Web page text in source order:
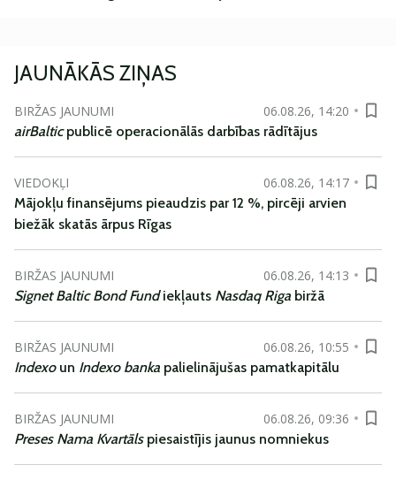
JAUNĀKĀS ZIŅAS
BIRŽAS JAUNUMI
06.08.26, 14:20
airBalticpublicē operacionālās darbības rādītājus
VIEDOKĻI
06.08.26, 14:17
Mājokļu finansējums pieaudzis par 12 %, pircēji arvien
biežāk skatās ārpus Rīgas
BIRŽAS JAUNUMI
06.08.26, 14:13
Signet Baltic Bond Fundiekļauts Nasdaq Riga biržā
BIRŽAS JAUNUMI
06.08.26, 10:55
Indexoun Indexo banka palielinājušas pamatkapitālu
BIRŽAS JAUNUMI
06.08.26, 09:36
Preses Nama Kvartāls piesaistījis jaunus nomniekus